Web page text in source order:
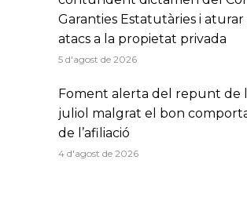
Garanties Estatutàries i aturar
atacs a la propietat privada
5 d'agost de 2026
Foment alerta del repunt de
juliol malgrat el bon
de l’afiliació
4 d'agost de 2026